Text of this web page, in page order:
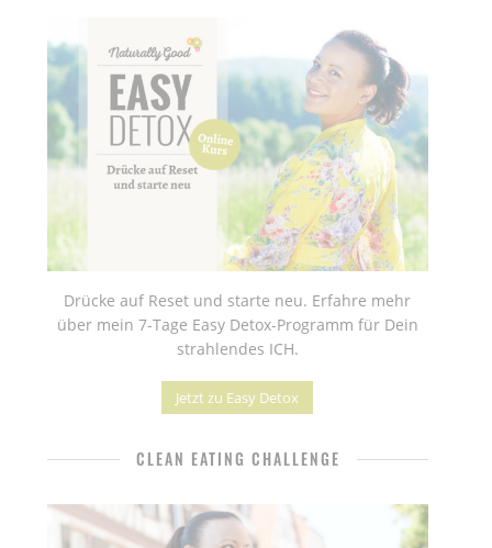
Drücke auf Reset und starte neu. Erfahre mehr
über mein 7-Tage Easy Detox-Programm für Dein
strahlendes ICH.
Jetzt zu Easy Detox
CLEAN EATING CHALLENGE